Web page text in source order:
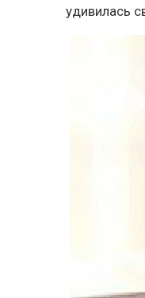
удивилась